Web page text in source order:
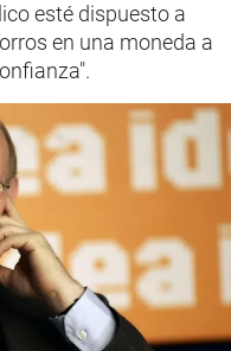
esté dispuesto a
en una moneda a